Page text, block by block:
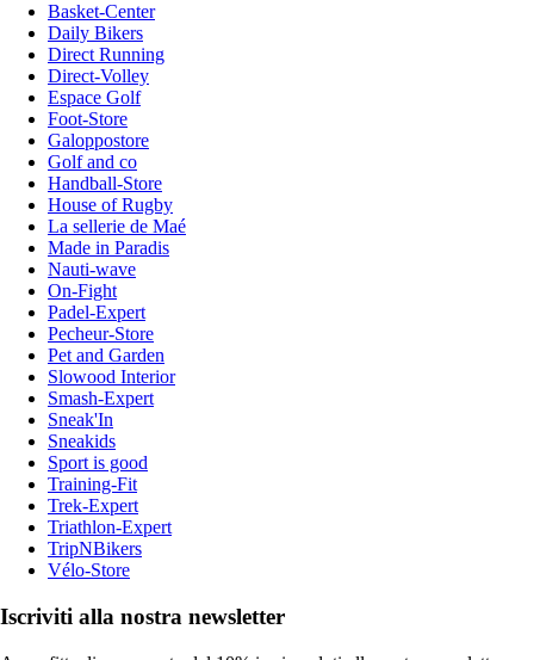
Basket-Center
Daily Bikers
Direct Running
Direct-Volley
Espace Golf
Foot-Store
Galoppostore
Golf and co
Handball-Store
House of Rugby
La sellerie de Maé
Made in Paradis
Nauti-wave
On-Fight
Padel-Expert
Pecheur-Store
Pet and Garden
Slowood Interior
Smash-Expert
Sneak'In
Sneakids
Sport is good
Training-Fit
Trek-Expert
Triathlon-Expert
TripNBikers
Vélo-Store
Iscriviti alla nostra newsletter